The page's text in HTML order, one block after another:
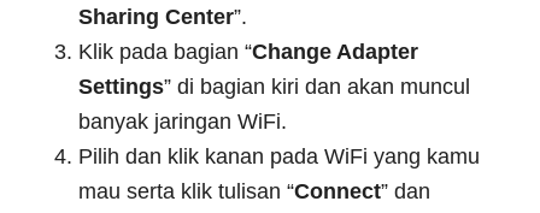
Sharing Center”.
Klik pada bagian “Change Adapter
Settings” di bagian kiri dan akan muncul
banyak jaringan WiFi.
Pilih dan klik kanan pada WiFi yang kamu
mau serta klik tulisan “Connect” dan